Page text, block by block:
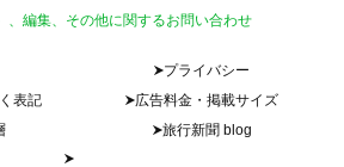
、編集、その他に関するお問い合わせ
プライバシー
表記
広告料金・掲載サイズ
旅行新聞 blog